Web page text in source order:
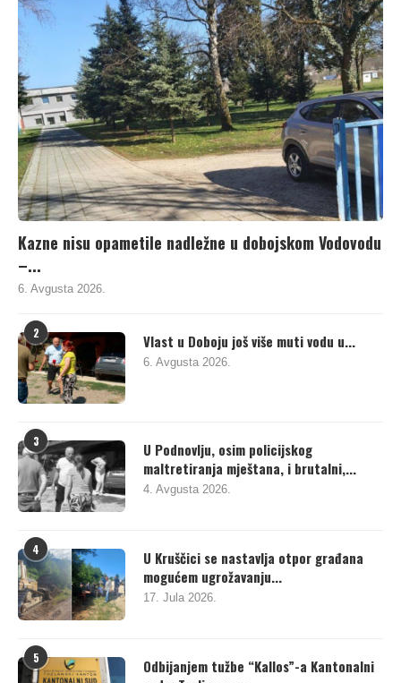
Kazne nisu opametile nadležne u dobojskom Vodovodu
–...
6. Avgusta 2026.
2 Vlast u Doboju još više muti vodu u...
6. Avgusta 2026.
3
U Podnovlju, osim policijskog
maltretiranja mještana, i brutalni,...
4. Avgusta 2026.
4
U Kruščici se nastavlja otpor građana
mogućem ugrožavanju...
17. Jula 2026.
5
Odbijanjem tužbe “Kallos”-a Kantonalni